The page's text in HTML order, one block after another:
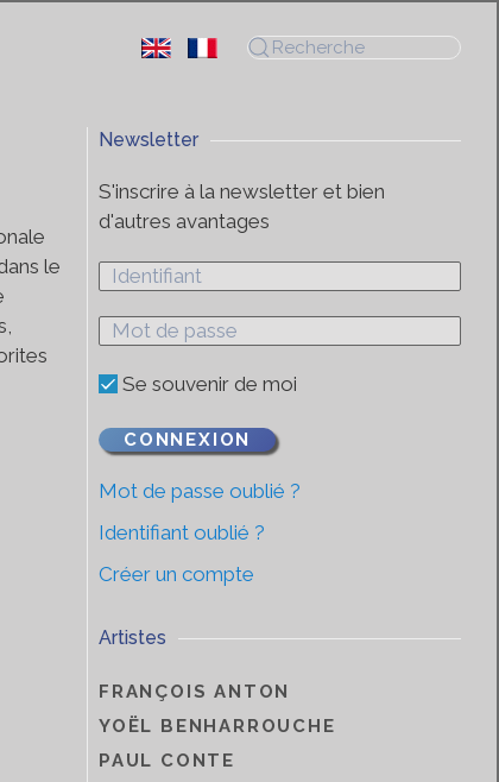
le
Newsletter
S'inscrire à la newsletter et bien
d'autres avantages
Se souvenir de moi
CONNEXION
Mot de passe oublié ?
Identifiant oublié ?
Créer un compte
Artistes
FRANÇOIS ANTON
YOËL BENHARROUCHE
PAUL CONTE